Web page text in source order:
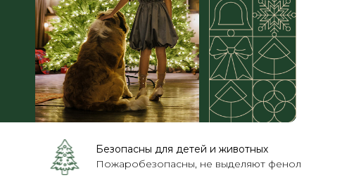
Безопасны для детей и животных
Пожаробезопасны, не выделяют фенол